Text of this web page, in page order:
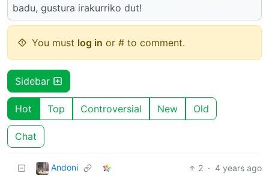
badu, gustura irakurriko dut!
You must log in or # to comment.
Sidebar
Hot Top Controversial New Old
Chat
Andoni 2 · 4 years ago